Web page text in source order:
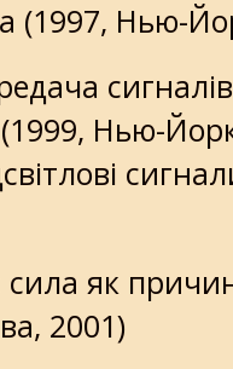
(1997, Нью-
(1999, Нью-
як
2001)